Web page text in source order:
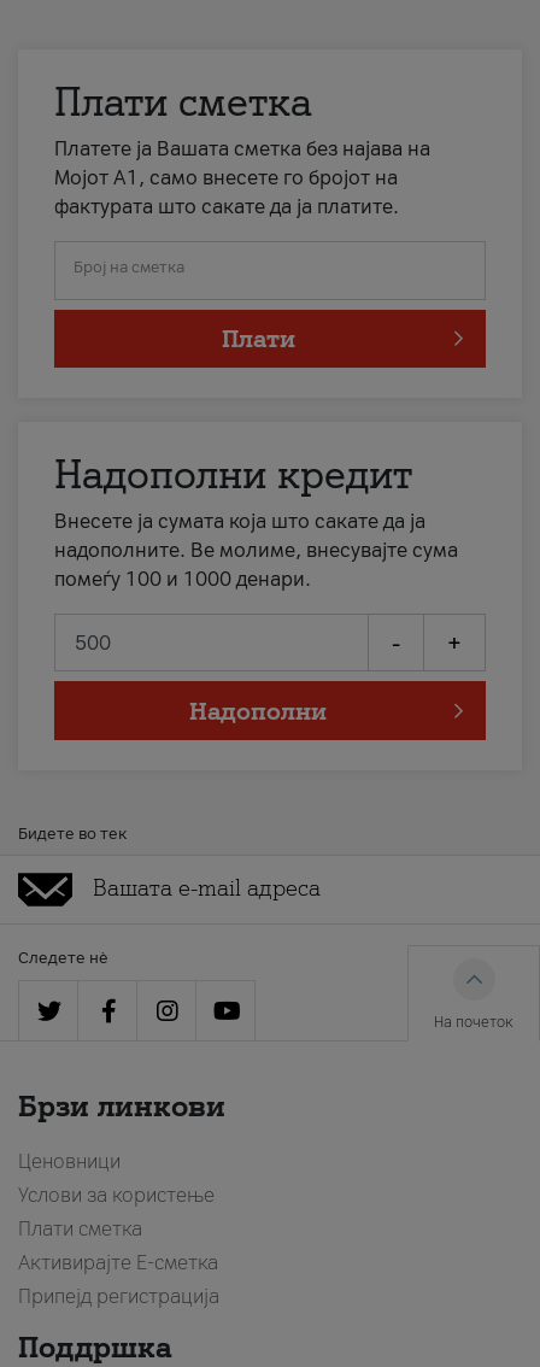
Плати сметка
Платете ја Вашата сметка без најава на
Мојот А1, само внесете го бројот на
фактурата што сакате да ја платите.
Број на сметка
Плати
Надополни кредит
Внесете ја сумата која што сакате да ја
надополните. Ве молиме, внесувајте сума
помеѓу 100 и 1000 денари.
- +
Надополни
Бидете во тек
Следете нè
На почеток
Брзи линкови
Ценовници
Услови за користење
Плати сметка
Активирајте Е-сметка
Припејд регистрација
Поддршка